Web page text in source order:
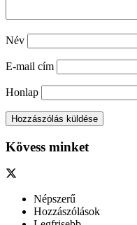
Név
E-mail cím
Honlap
Kövess minket
Népszerű
Hozzászólások